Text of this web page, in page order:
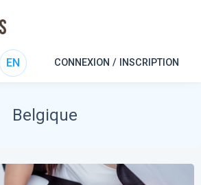
EN CONNEXION / INSCRIPTION
Belgique